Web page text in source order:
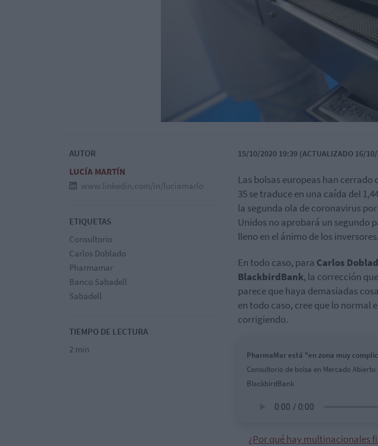
AUTOR
LUCÍA MARTÍN
www.linkedin.com/in/luciamarlo
ETIQUETAS
Consultorio
Carlos Doblado
Pharmamar
Banco Sabadell
Sabadell
TIEMPO DE LECTURA
2 min
15/10/2020 19:39 (ACTUALIZADO 16/
Las bolsas europeas han cerrado
35 se traduce en una caída del
la segunda ola de coronavirus
Unidos no aprobará un segundo
lleno en el ánimo de los inversores.
En todo caso, para Carlos
BlackbirdBank, la corrección
parece que haya demasiadas
en todo caso, cree que lo normal
corrigiendo.
PharmaMar está "en zona muy
Consultorio de bolsa en Mercado
BlackbirdBank
¿Por qué hay multinacionales